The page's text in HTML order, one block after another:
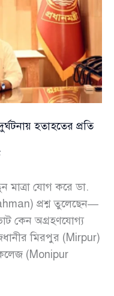
হতাহতের প্রতি
মাত্রা যোগ করে ডা.
প্রশ্ন তুলেছেন—
কেন অগ্রহণযোগ্য
মিরপুর (Mirpur)
(Monipur